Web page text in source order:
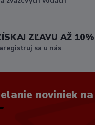
ZĽAVU AŽ 10%
sa u nás
noviniek